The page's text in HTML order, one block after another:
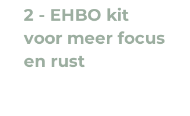
2 - EHBO kit
voor meer focus
en rust